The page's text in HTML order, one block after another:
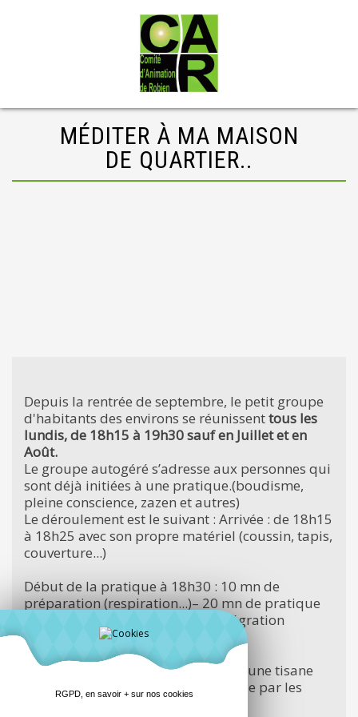
MÉDITER À MA MAISON
DE QUARTIER..
Depuis la rentrée de septembre, le petit groupe
d'habitants des environs se réunissenttous les
lundis, de 18h15 à 19h30 sauf en Juillet et en
Août.
Le groupe autogéré s’adresse aux personnes qui
sont déjà initiées à une pratique.(boudisme,
pleine conscience, zazen et autres)
Le déroulement est le suivant : Arrivée : de 18h15
à 18h25 avec son propre matériel (coussin, tapis,
couverture...)
Début de la pratique à 18h30 : 10 mn de
préparation (respiration...)– 20 mn de pratique
méditative – 5 mn de temps d’intégration
(relaxation)
Suivi d’un temps informel autour d’une tisane
La pratique est guidée à tour de rôle par les
participants qui le souhaitent.
RGPD, en savoir + sur nos cookies